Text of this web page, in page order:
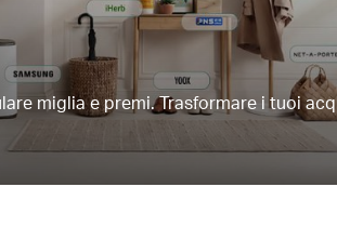
miglia e premi. Trasformare i tuoi